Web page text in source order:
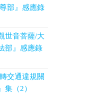
部』感應錄
世音菩薩/大
部』感應錄
交通違規關
集（2）